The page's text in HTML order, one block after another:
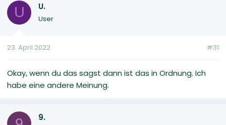
U U.
User
23. April 2022 #31
Okay, wenn du das sagst dann ist das in Ordnung. Ich
habe eine andere Meinung.
9.